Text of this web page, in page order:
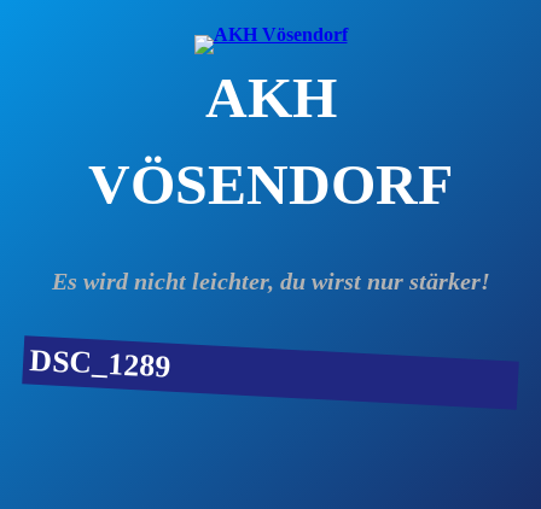
AKH
VÖSENDORF
Es wird nicht leichter, du wirst nur stärker!
DSC_1289